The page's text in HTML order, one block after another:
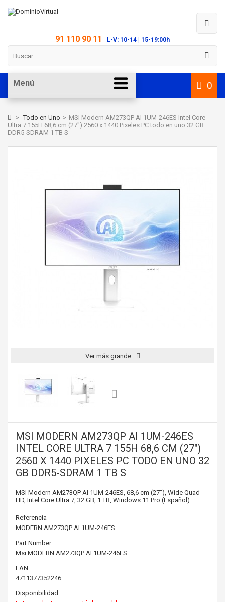
91 110 90 11 L-V: 10-14 | 15-19:00h
0
Menú
> Todo en Uno > MSI Modern AM273QP AI 1UM-246ES Intel Core
Ultra 7 155H 68,6 cm (27") 2560 x 1440 Pixeles PC todo en uno 32 GB
DDR5-SDRAM 1 TB S
Ver más grande
MSI MODERN AM273QP AI 1UM-246ES
INTEL CORE ULTRA 7 155H 68,6 CM (27")
2560 X 1440 PIXELES PC TODO EN UNO 32
GB DDR5-SDRAM 1 TB S
MSI Modern AM273QP AI 1UM-246ES, 68,6 cm (27"), Wide Quad
HD, Intel Core Ultra 7, 32 GB, 1 TB, Windows 11 Pro (Español)
Referencia
MODERN AM273QP AI 1UM-246ES
Part Number:
Msi MODERN AM273QP AI 1UM-246ES
EAN:
4711377352246
Disponibilidad: